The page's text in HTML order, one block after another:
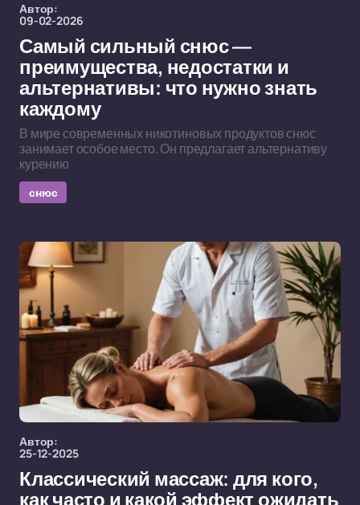
Автор:
09-02-2026
Самый сильный снюс —
преимущества, недостатки и
альтернативы: что нужно знать
каждому
В мире современных никотиновых продуктов снюс
занимает особое место. Он предлагает альтернативу
курению
снюс
Автор:
25-12-2025
Классический массаж: для кого,
как часто и какой эффект ожидать